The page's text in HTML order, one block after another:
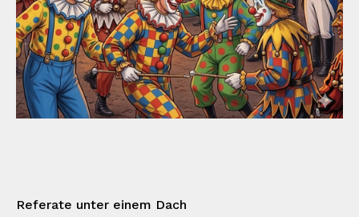
Referate unter einem Dach